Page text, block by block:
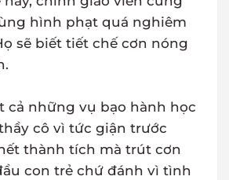
hình phạt quá nghiêm
sẽ biết tiết chế cơn nóng
cả những vụ bạo hành học
cô vì tức giận trước
thành tích mà trút cơn
con trẻ chứ đánh vì tình